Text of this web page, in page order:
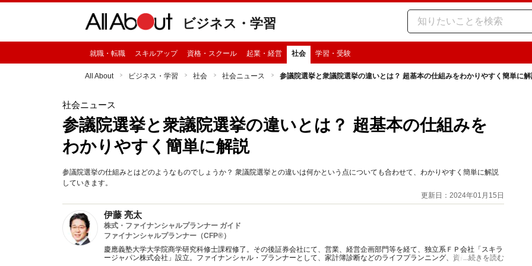
ビジネス・学習
就職・転職 スキルアップ 資格・スクール 起業・経営 社会 学習・受験
All About ビジネス・学習 社会 社会ニュース 参議院選挙と衆議院選挙の違いとは？ 超基本の仕組みをわかりやすく簡単に
社会ニュース
参議院選挙と衆議院選挙の違いとは？ 超基本の仕組みを
わかりやすく簡単に解説
参議院選挙の仕組みとはどのようなものでしょうか？ 衆議院選挙との違いは何かという点についても合わせて、わかりやすく簡単に解説
していきます。
更新日：2024年01月15日
伊藤 亮太
株式・ファイナンシャルプランナー ガイド
ファイナンシャルプランナー（CFP®）
慶應義塾大学大学院商学研究科修士課程修了。その後証券会社にて、営業、経営企画部門等を経て、独立系ＦＰ会社「スキラ
ージャパン株式会社」設立。ファイナンシャル・プランナーとして、家計簿診断などのライフプランニング、資産運用、保険
...続きを読む